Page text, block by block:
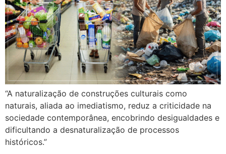
“A naturalização de construções culturais como
naturais, aliada ao imediatismo, reduz a criticidade na
sociedade contemporânea, encobrindo desigualdades e
dificultando a desnaturalização de processos
históricos.”